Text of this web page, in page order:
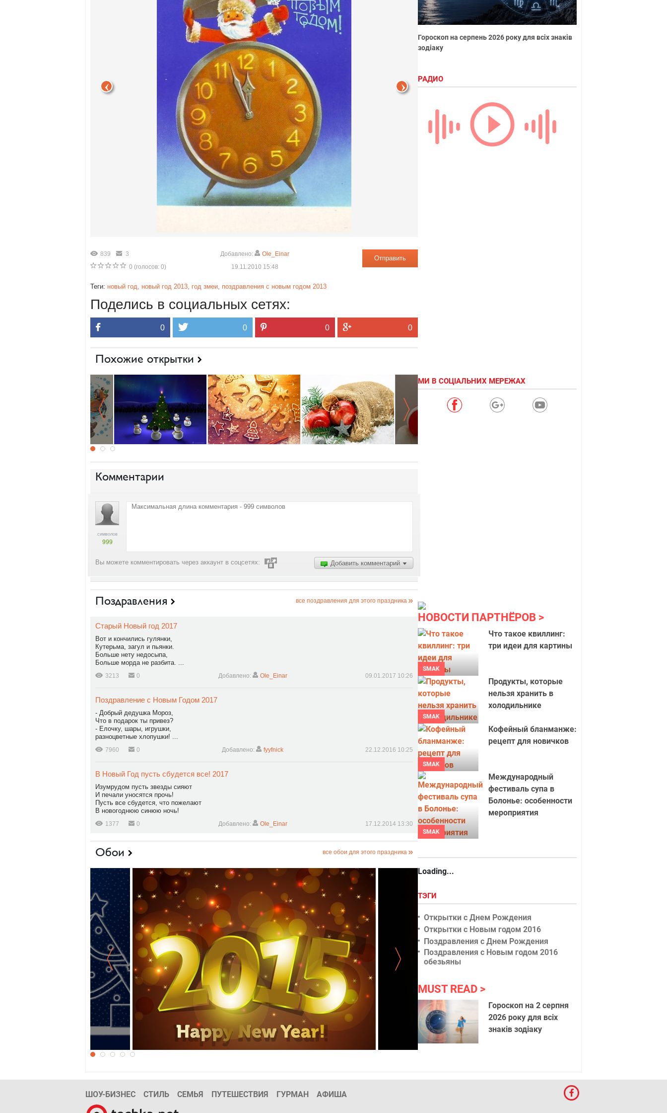
839
3
0 (голосов: 0)
Отправить
Добавлено:
Ole_Einar
19.11.2010 15:48
Теги: новый год, новый год 2013, год змеи, поздравления с новым годом 2013
Поделись в социальных сетях:
0 0 0 0
Похожие открытки
Комментарии
символов
999
Добавить комментарий
Вы можете комментировать через аккаунт в соцсетях:
Поздравления все поздравления для этого праздника
Старый Новый год 2017
Вот и кончились гулянки,
Кутерьма, загул и пьянки.
Больше нету недосыпа,
Больше морда не разбита. ...
3213 0 Добавлено: Ole_Einar 09.01.2017 10:26
Поздравление с Новым Годом 2017
- Добрый дедушка Мороз,
Что в подарок ты привез?
- Елочку, шары, игрушки,
разноцветные хлопушки! ...
7960 0 Добавлено: fyyfnick 22.12.2016 10:25
В Новый Год пусть сбудется все! 2017
Изумрудом пусть звезды сияют
И печали уносятся прочь!
Пусть все сбудется, что пожелают
В новогоднюю синюю ночь!
1377 0 Добавлено: Ole_Einar 17.12.2014 13:30
Обои все обои для этого праздника
Новогодние обои 2015
Гороскоп на серпень 2026 року для всіх знаків
зодіаку
РАДИО
МИ В СОЦІАЛЬНИХ МЕРЕЖАХ
НОВОСТИ ПАРТНЁРОВ
SMAK
Что такое квиллинг:
три идеи для картины
SMAK
Продукты, которые
нельзя хранить в
холодильнике
SMAK
Кофейный бланманже:
рецепт для новичков
SMAK
Международный
фестиваль супа в
Болонье: особенности
мероприятия
Loading...
ТЭГИ
Открытки с Днем Рождения
Открытки с Новым годом 2016
Поздравления с Днем Рождения
Поздравления с Новым годом 2016
обезьяны
MUST READ
Гороскоп на 2 серпня
2026 року для всіх
знаків зодіаку
ШОУ-БИЗНЕС СТИЛЬ СЕМЬЯ ПУТЕШЕСТВИЯ ГУРМАН АФИША